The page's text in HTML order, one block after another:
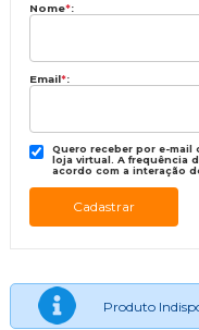
Nome*:
Email*:
Quero receber por e-mail
loja virtual. A frequência
acordo com a interação
Produto